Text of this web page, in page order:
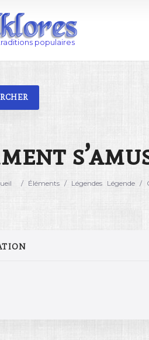
/ Éléments / Légendes Légende /